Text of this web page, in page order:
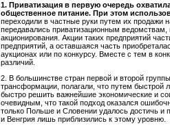
1. Приватизация в первую очередь
общественное питание. При этом
переходили в частные руки путем их продажи
передавались приватизационным
акционирования. Акции таких предприятий
предприятий, а оставшаяся часть
аукционах или по конкурсу. Вместе с тем в
различий.
2. В большинстве стран первой и второй
трансформации, полагали, что путем быстрой
быстро решить важнейшие экономические и
очевидным, что такой подход оказался
только Польше и Словении удалось достичь и
и Венгрия лишь приблизились к этому уровню.